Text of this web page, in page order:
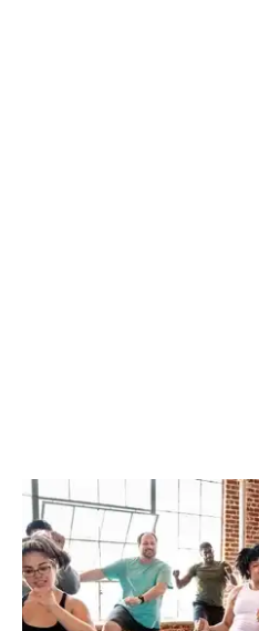
Service Cours particuliers
Coach et
Service Cours de sport